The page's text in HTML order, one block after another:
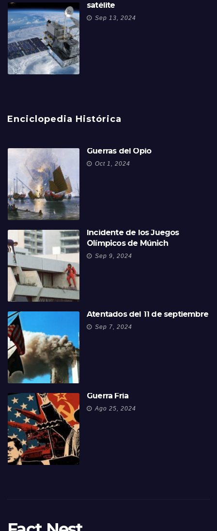
satélite
Sep 13, 2024
Enciclopedia Histórica
Guerras del Opio
Oct 1, 2024
Incidente de los Juegos
Olímpicos de Múnich
Sep 9, 2024
Atentados del 11 de septiembre
Sep 7, 2024
Guerra Fría
Ago 25, 2024